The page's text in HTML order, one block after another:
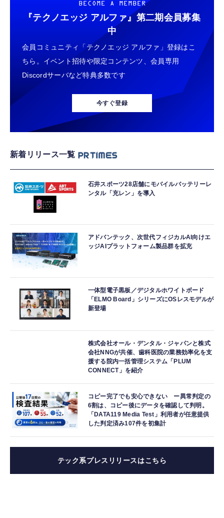
BECOME A MEMBER
『テクノエッジ アルファ』 第二期会員募集
中
会員コミュニティ「テクノエッジ アルファ」登録はこ
ちら。イベント招待や限定コンテンツ、会員専用
Discordサーバなど特典多数です
今すぐ登録
新着リリース一覧
石井スポーツ28店舗にモバイルバッテリーレ
ンタル「充レン」を導入
アドバンテック、次世代フィジカルAI向けエ
ッジAIプラットフォーム製品群を拡充
一体型電子黒板／デジタルホワイトボード
「ELMO Board」シリーズにOSレスモデルが
新登場
株式会社オール・デンタル・ジャパンと株式
会社NNGが共催、歯科医院の業務効率化を支
援する院内一括管理システム「PLUM
CONNECT」を紹介
コピー完了でも安心できない ー異常判定の
6割は、コピー後にデータを確認して判明。
「DATA119 Media Test」利用者が任意提供
した判定済み107件を初集計
テック系プレスリリースはこちら